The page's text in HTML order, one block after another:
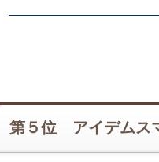
第５位 アイデムス